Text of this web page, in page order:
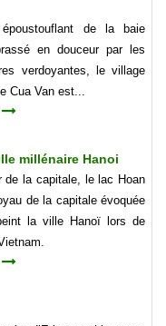
de la baie
en douceur par les
verdoyantes, le village
Cua Van est...
millénaire Hanoi
la capitale, le lac Hoan
de la capitale évoquée
la ville Hanoï lors de